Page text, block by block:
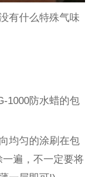
有什么特殊气味
1000防水蜡的包
均匀的涂刷在包
遍，不一定要将